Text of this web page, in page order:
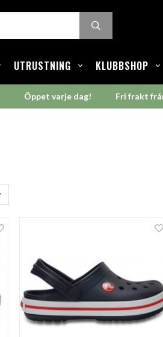
UTRUSTNING KLUBBSHOP
Öppet varje dag! Fri frakt